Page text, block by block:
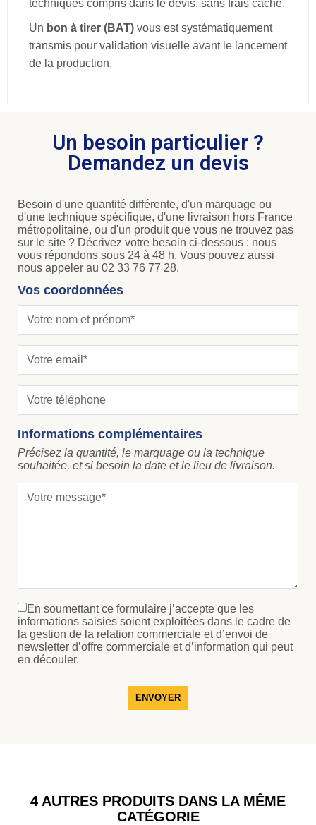
techniques compris dans le devis, sans frais caché.
Un bon à tirer (BAT) vous est systématiquement
transmis pour validation visuelle avant le lancement
de la production.
Un besoin particulier ?
Demandez un devis
Besoin d'une quantité différente, d'un marquage ou
d'une technique spécifique, d'une livraison hors France
métropolitaine, ou d'un produit que vous ne trouvez pas
sur le site ? Décrivez votre besoin ci-dessous : nous
vous répondons sous 24 à 48 h. Vous pouvez aussi
nous appeler au 02 33 76 77 28.
Vos coordonnées
Informations complémentaires
Précisez la quantité, le marquage ou la technique
souhaitée, et si besoin la date et le lieu de livraison.
En soumettant ce formulaire j’accepte que les
informations saisies soient exploitées dans le cadre de
la gestion de la relation commerciale et d’envoi de
newsletter d’offre commerciale et d’information qui peut
en découler.
ENVOYER
4 AUTRES PRODUITS DANS LA MÊME
CATÉGORIE